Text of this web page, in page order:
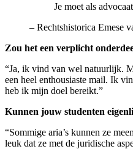
Je moet als
– Rechtshistorica Emese
Zou het een verplicht
“Ja, ik vind van wel natuurlijk.
een heel enthousiaste mail. Ik
heb ik mijn doel bereikt.”
Kunnen jouw studenten
“Sommige aria’s kunnen ze
leuk dat ze met de juridische